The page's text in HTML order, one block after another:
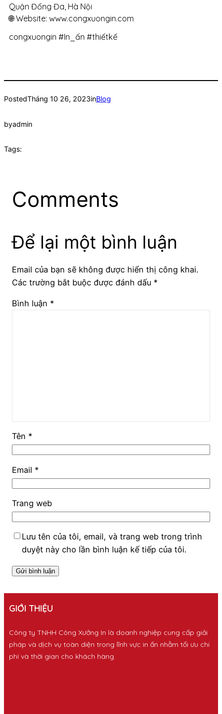
Quận Đống Đa, Hà Nội
🌐 Website: www.congxuongin.com
congxuongin #In_ấn #thiếtkế
PostedTháng 10 26, 2023inBlog
byadmin
Tags:
Comments
Để lại một bình luận
Email của bạn sẽ không được hiển thị công khai.
Các trường bắt buộc được đánh dấu *
Bình luận *
Tên *
Email *
Trang web
Lưu tên của tôi, email, và trang web trong trình
duyệt này cho lần bình luận kế tiếp của tôi.
GIỚI THIỆU
Công ty TNHH Công Xưởng In là doanh nghiệp cung cấp giải
pháp và dịch vụ toàn diện trong lĩnh vực in ấn nhằm tối ưu chi
phí và thời gian cho khách hàng.